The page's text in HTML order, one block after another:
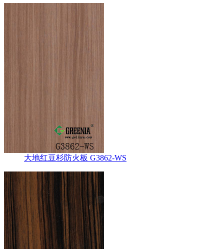
大地红豆杉防火板 G3862-WS